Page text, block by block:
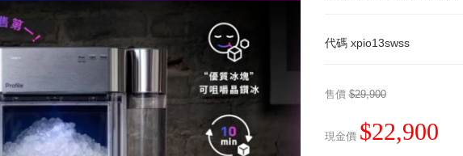
代碼 xpio13swss
售價 $29,900
現金價 $22,900